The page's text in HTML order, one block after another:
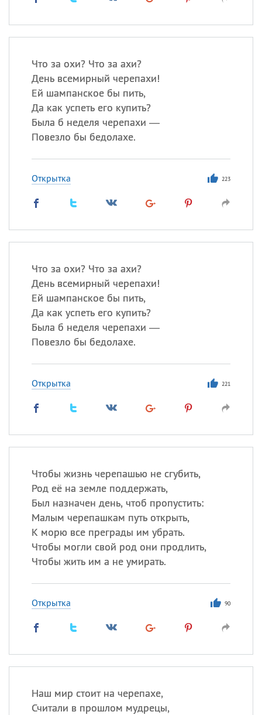
Что за охи? Что за ахи?
День всемирный черепахи!
Ей шампанское бы пить,
Да как успеть его купить?
Была б неделя черепахи —
Повезло бы бедолахе.
Открытка 223
Что за охи? Что за ахи?
День всемирный черепахи!
Ей шампанское бы пить,
Да как успеть его купить?
Была б неделя черепахи —
Повезло бы бедолахе.
Открытка 221
Чтобы жизнь черепашью не сгубить,
Род её на земле поддержать,
Был назначен день, чтоб пропустить:
Малым черепашкам путь открыть,
К морю все преграды им убрать.
Чтобы могли свой род они продлить,
Чтобы жить им а не умирать.
Открытка 90
Наш мир стоит на черепахе,
Считали в прошлом мудрецы,